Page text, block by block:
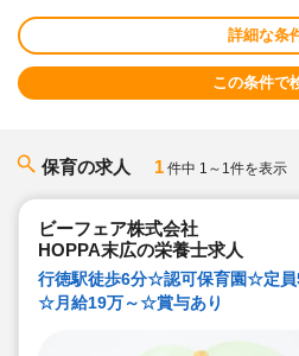
詳細な条
この条件で
保育の求人 1 件中 1～1件を表示
ビーフェア株式会社
HOPPA末広の栄養士求人
行徳駅徒歩6分☆認可保育園☆定
☆月給19万～☆賞与あり